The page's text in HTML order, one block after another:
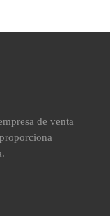
de venta